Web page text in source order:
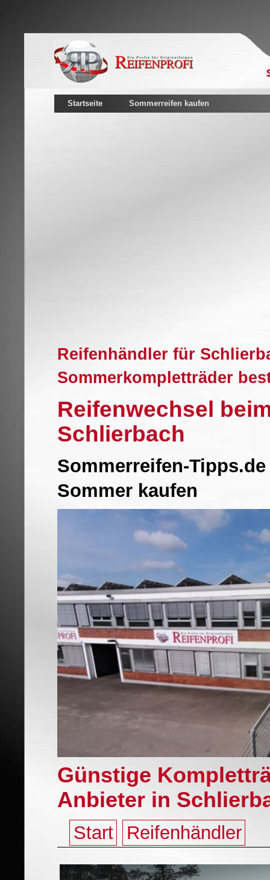
Startseite Sommerreifen kaufen
Reifenhändler für
Sommerkompletträder
Reifenwechsel
Schlierbach
Sommerreifen-
Sommer kaufen
Günstige
Anbieter in
Start Reifenhändler